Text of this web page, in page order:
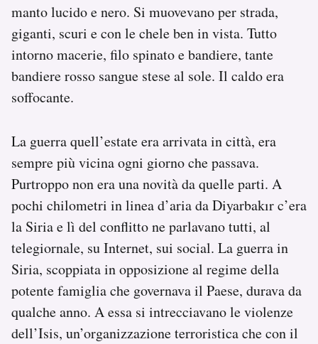
manto lucido e nero. Si muovevano per strada,
giganti, scuri e con le chele ben in vista. Tutto
intorno macerie, filo spinato e bandiere, tante
bandiere rosso sangue stese al sole. Il caldo era
soffocante.
La guerra quell’estate era arrivata in città, era
sempre più vicina ogni giorno che passava.
Purtroppo non era una novità da quelle parti. A
pochi chilometri in linea d’aria da Diyarbakır c’era
la Siria e lì del conflitto ne parlavano tutti, al
telegiornale, su Internet, sui social. La guerra in
Siria, scoppiata in opposizione al regime della
potente famiglia che governava il Paese, durava da
qualche anno. A essa si intrecciavano le violenze
dell’Isis, un’organizzazione terroristica che con il